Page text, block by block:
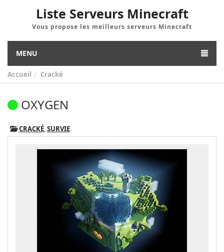
Liste Serveurs Minecraft
Vous propose les meilleurs serveurs Minecraft
MENU
Accueil Cracké
OXYGEN
CRACKÉ,SURVIE